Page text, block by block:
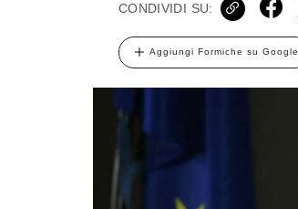
CONDIVIDI SU:
Aggiungi Formiche su Google